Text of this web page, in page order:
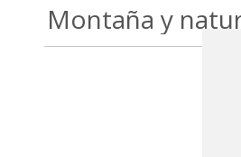
Montaña y